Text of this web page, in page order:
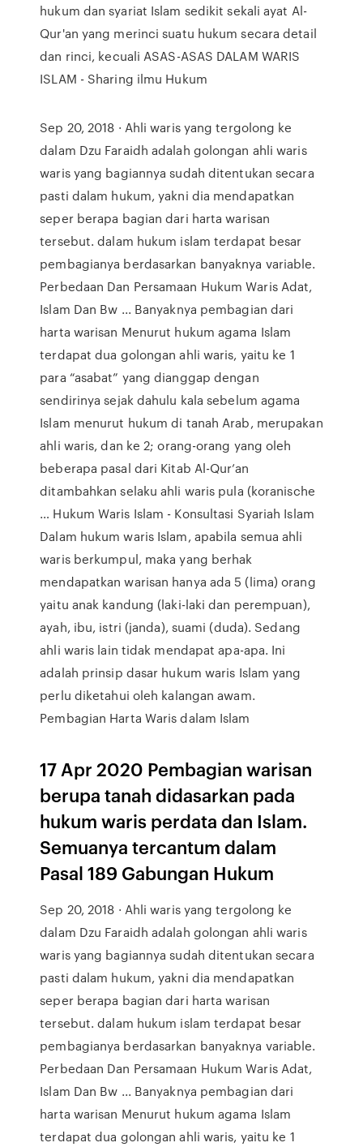
hukum dan syariat Islam sedikit sekali ayat Al-
Qur'an yang merinci suatu hukum secara detail
dan rinci, kecuali ASAS-ASAS DALAM WARIS
ISLAM - Sharing ilmu Hukum
Sep 20, 2018 · Ahli waris yang tergolong ke
dalam Dzu Faraidh adalah golongan ahli waris
waris yang bagiannya sudah ditentukan secara
pasti dalam hukum, yakni dia mendapatkan
seper berapa bagian dari harta warisan
tersebut. dalam hukum islam terdapat besar
pembagianya berdasarkan banyaknya variable.
Perbedaan Dan Persamaan Hukum Waris Adat,
Islam Dan Bw ... Banyaknya pembagian dari
harta warisan Menurut hukum agama Islam
terdapat dua golongan ahli waris, yaitu ke 1
para “asabat” yang dianggap dengan
sendirinya sejak dahulu kala sebelum agama
Islam menurut hukum di tanah Arab, merupakan
ahli waris, dan ke 2; orang-orang yang oleh
beberapa pasal dari Kitab Al-Qur’an
ditambahkan selaku ahli waris pula (koranische
… Hukum Waris Islam - Konsultasi Syariah Islam
Dalam hukum waris Islam, apabila semua ahli
waris berkumpul, maka yang berhak
mendapatkan warisan hanya ada 5 (lima) orang
yaitu anak kandung (laki-laki dan perempuan),
ayah, ibu, istri (janda), suami (duda). Sedang
ahli waris lain tidak mendapat apa-apa. Ini
adalah prinsip dasar hukum waris Islam yang
perlu diketahui oleh kalangan awam.
Pembagian Harta Waris dalam Islam
17 Apr 2020 Pembagian warisan
berupa tanah didasarkan pada
hukum waris perdata dan Islam.
Semuanya tercantum dalam
Pasal 189 Gabungan Hukum
Sep 20, 2018 · Ahli waris yang tergolong ke
dalam Dzu Faraidh adalah golongan ahli waris
waris yang bagiannya sudah ditentukan secara
pasti dalam hukum, yakni dia mendapatkan
seper berapa bagian dari harta warisan
tersebut. dalam hukum islam terdapat besar
pembagianya berdasarkan banyaknya variable.
Perbedaan Dan Persamaan Hukum Waris Adat,
Islam Dan Bw ... Banyaknya pembagian dari
harta warisan Menurut hukum agama Islam
terdapat dua golongan ahli waris, yaitu ke 1